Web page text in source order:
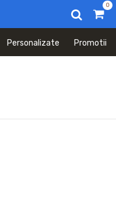
0
Personalizate Promotii